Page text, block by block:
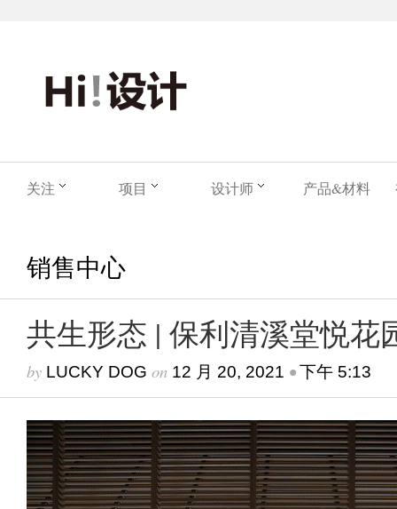
关注 项目 设计师 产品&材料
销售中心
共生形态 | 保利清溪堂悦花
by LUCKY DOG on 12 月 20, 2021 •下午 5:13